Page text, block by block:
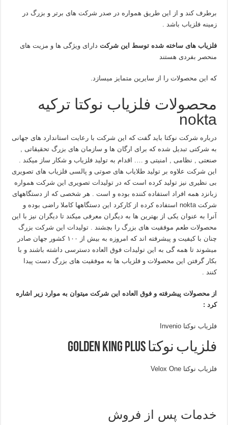
برطرف کند و از این طریق همواره در صدر شرکت های برتر و بزرگ در
زمینه فلزیاب باشد .
فلزیاب های ساخته شده توسط این شرکت دارای ویژگی ها و مزیت های
منحصر بفردی هستند
که این محصولات را از سایرین متمایز میسازد.
محصولات فلزیاب نوکتا ترکیه
nokta
درباره شرکت نوکتا باید گفت که این شرکت با رعایت استاندارد های جهانی
به شرکتی تبدیل شده که برای ارگان ها و سازمان های بزرگ تحقیقاتی ,
صنعتی , نظامی , امنیتی و …. اقدام به تولید فلزیاب و شکار ساز میکند .
این شرکت علاوه بر تولید طلایاب های صوتی و پالسی فلزیاب های تصویری
بی نظیری نیز تولید کرده است که در تولیدات تصویری این شرکت همواره
زبانزد همه افراد استفاده کننده بوده و است . هر شخصی که از دستگاههای
شرکت nokta استفاده کرده از کارکرد این دستگاهها کاملا راضی بوده و
آنرا به عنوان یکی از بهترین ها به دیگران معرفی میکند تا دیگران نیز با این
محصولات طعم موفقیت های بزرگ را بچشند . تولیدات این شرکت بزرگ
چنان با کیفیت و پیشرفته اند که امروزه به بیش از ۱۰۰ کشور جهان صادر
میشوند تا همه گی به این تولیدات فوق العاده دسترسی داشته باشند و با
بکار گرفتن این محصولات و فلزیاب ها به موفقیت های بزرگ دست پیدا
کنند .
از محصولات پیشرفته و فوق العاده این شرکت میتوان به موارد زیر اشاره
کرد :
فلزیاب نوکتا Invenio
فلزیاب نوکتا Golden King Plus
فلزیاب نوکتا Velox One
خدمات پس از فروش